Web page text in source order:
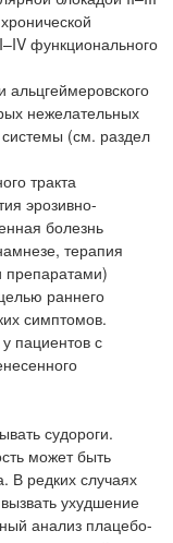
функционального
нежелательных
(см. раздел
тракта
эрозивно-
болезнь
терапия
препаратами)
раннего
симптомов.
пациентов с
судороги.
может быть
В редких случаях
ухудшение
анализ плацебо-